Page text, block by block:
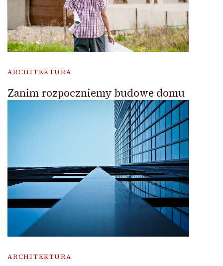
ARCHITEKTURA
Zanim rozpoczniemy budowe domu
ARCHITEKTURA